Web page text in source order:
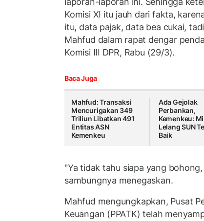
Komisi XI itu jauh dari fakta,
itu, data pajak, data bea cukai,
Mahfud dalam rapat dengar
Komisi III DPR, Rabu (29/3).
Baca Juga
Mahfud: Transaksi
Mencurigakan 349
Triliun Libatkan 491
Entitas ASN
Kemenkeu
Ada Gejolak
Perbankan,
Kemenkeu:
Lelang SUN
Baik
"Ya tidak tahu siapa yang
sambungnya menegaskan.
Mahfud mengungkapkan, Pusat
Keuangan (PPATK) telah